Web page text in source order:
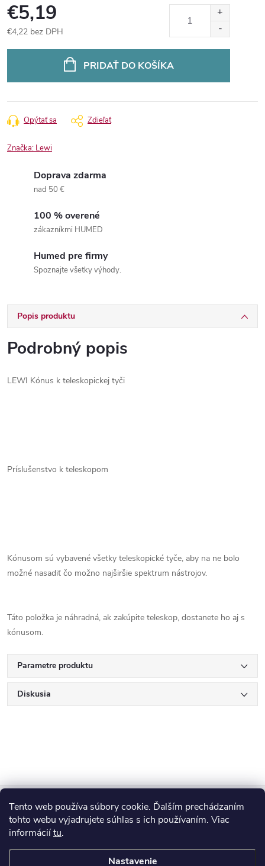
Tento web používa súbory cookie. Ďalším prechádzaním
tohto webu vyjadrujete súhlas s ich používaním. Viac
informáciítu.
Nastavenie
€5,19
€4,22 bez DPH
PRIDAŤ DO KOŠÍKA
Opýtať sa Zdieľať
Značka: Lewi
Doprava zdarma
nad 50 €
100 % overené
zákazníkmi HUMED
Humed pre firmy
Spoznajte všetky výhody.
Popis produktu
Podrobný popis
LEWI Kónus k teleskopickej tyči
Príslušenstvo k teleskopom
Kónusom sú vybavené všetky teleskopické tyče, aby na ne bolo
možné nasadiť čo možno najširšie spektrum nástrojov.
Táto položka je náhradná, ak zakúpite teleskop, dostanete ho aj s
kónusom.
Parametre produktu
Diskusia
Z
á
p
Blog
Informácie pre vás